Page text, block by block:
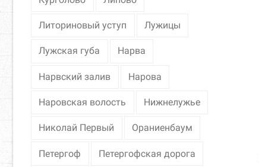
Литориновый уступ Лужицы
Лужская губа Нарва
Нарвский залив Нарова
Наровская волость Нижнелужье
Николай Первый Ораниенбаум
Петергоф Петергофская дорога